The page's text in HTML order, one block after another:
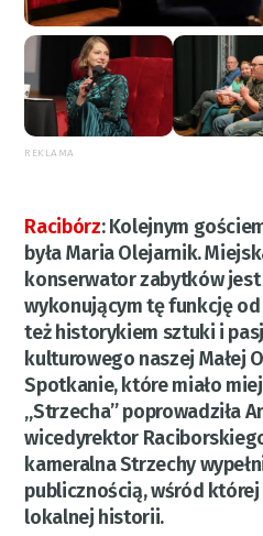
REKLAMA
Racibórz:Kolejnym
była Maria Olejarnik.
konserwator zabytków
wykonującym tę funkcję od
też historykiem sztuki i
kulturowego naszej Małej
Spotkanie, które miało
„Strzecha” poprowadziła
wicedyrektor
kameralna Strzechy
publicznością, wśród
lokalnej historii.